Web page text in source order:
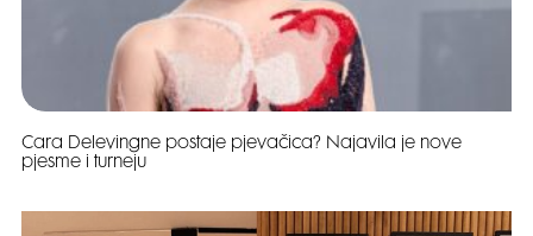
Cara Delevingne postaje pjevačica? Najavila je nove
pjesme i turneju